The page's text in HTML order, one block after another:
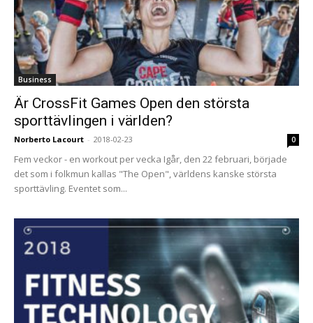
Business
Är CrossFit Games Open den största
sporttävlingen i världen?
Norberto Lacourt - 2018-02-23 0
Fem veckor - en workout per vecka Igår, den 22 februari, började
det som i folkmun kallas "The Open", världens kanske största
sporttävling. Eventet som...